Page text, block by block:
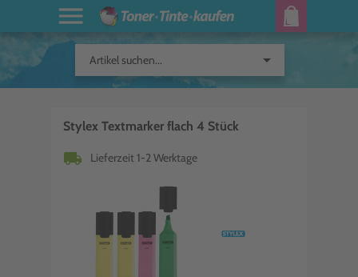
Artikel suchen... arrow_drop_down
Stylex Textmarker flach 4 Stück
local_shipping Lieferzeit 1-2 Werktage